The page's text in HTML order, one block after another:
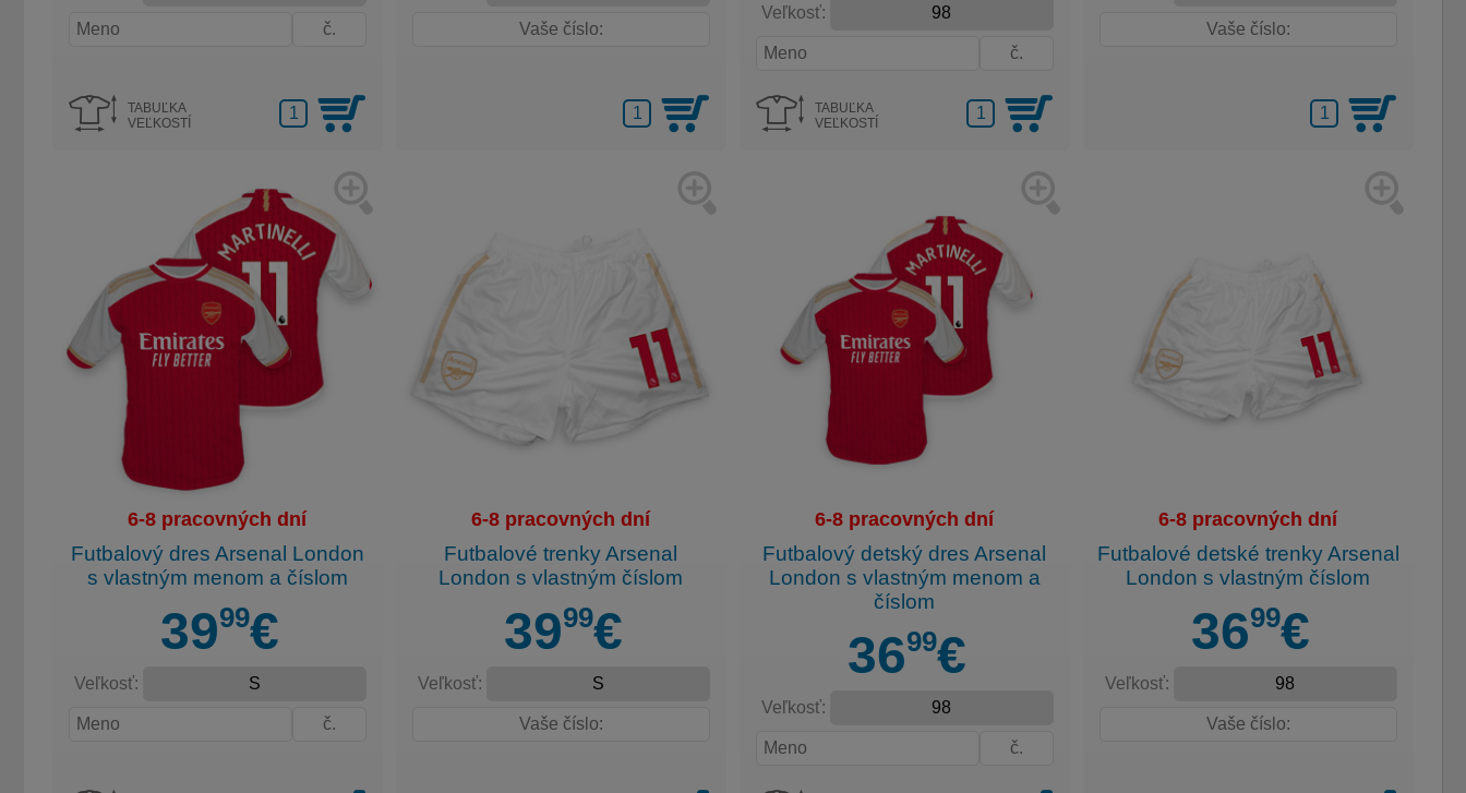
TABUĽKA
VEĽKOSTÍ
Veľkosť:
TABUĽKA
VEĽKOSTÍ
6-8 pracovných dní
Futbalový dres Arsenal London
s vlastným menom a číslom
3999€
Veľkosť:
6-8 pracovných dní
Futbalové trenky Arsenal
London s vlastným číslom
3999€
Veľkosť:
6-8 pracovných dní
Futbalový detský dres Arsenal
London s vlastným menom a
číslom
3699€
Veľkosť:
6-8 pracovných dní
Futbalové detské trenky Arsenal
London s vlastným číslom
3699€
Veľkosť: